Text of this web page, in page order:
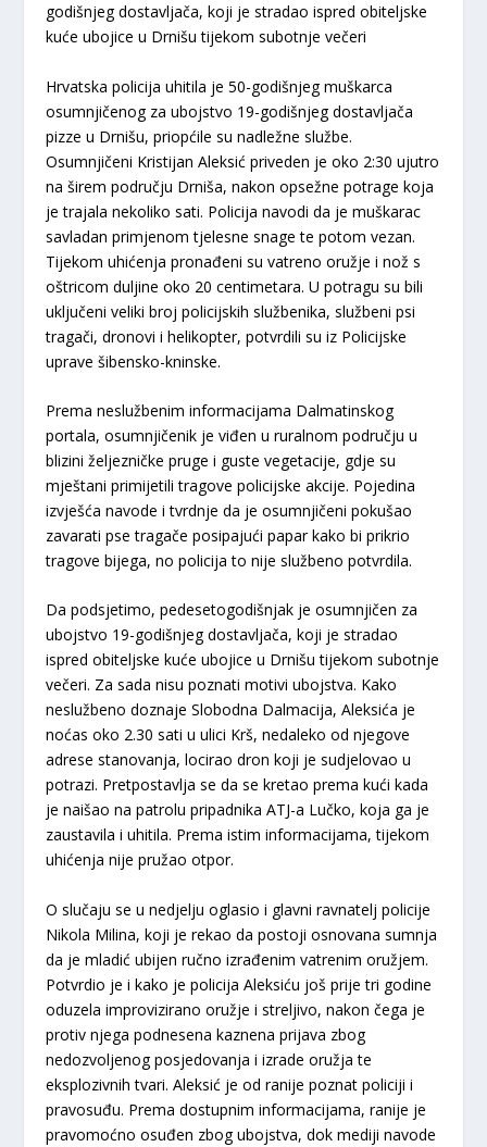
godišnjeg dostavljača, koji je stradao ispred obiteljske
kuće ubojice u Drnišu tijekom subotnje večeri
Hrvatska policija uhitila je 50-godišnjeg muškarca
osumnjičenog za ubojstvo 19-godišnjeg dostavljača
pizze u Drnišu, priopćile su nadležne službe.
Osumnjičeni Kristijan Aleksić priveden je oko 2:30 ujutro
na širem području Drniša, nakon opsežne potrage koja
je trajala nekoliko sati. Policija navodi da je muškarac
savladan primjenom tjelesne snage te potom vezan.
Tijekom uhićenja pronađeni su vatreno oružje i nož s
oštricom duljine oko 20 centimetara. U potragu su bili
uključeni veliki broj policijskih službenika, službeni psi
tragači, dronovi i helikopter, potvrdili su iz Policijske
uprave šibensko-kninske.
Prema neslužbenim informacijama Dalmatinskog
portala, osumnjičenik je viđen u ruralnom području u
blizini željezničke pruge i guste vegetacije, gdje su
mještani primijetili tragove policijske akcije. Pojedina
izvješća navode i tvrdnje da je osumnjičeni pokušao
zavarati pse tragače posipajući papar kako bi prikrio
tragove bijega, no policija to nije službeno potvrdila.
Da podsjetimo, pedesetogodišnjak je osumnjičen za
ubojstvo 19-godišnjeg dostavljača, koji je stradao
ispred obiteljske kuće ubojice u Drnišu tijekom subotnje
večeri. Za sada nisu poznati motivi ubojstva. Kako
neslužbeno doznaje Slobodna Dalmacija, Aleksića je
noćas oko 2.30 sati u ulici Krš, nedaleko od njegove
adrese stanovanja, locirao dron koji je sudjelovao u
potrazi. Pretpostavlja se da se kretao prema kući kada
je naišao na patrolu pripadnika ATJ-a Lučko, koja ga je
zaustavila i uhitila. Prema istim informacijama, tijekom
uhićenja nije pružao otpor.
O slučaju se u nedjelju oglasio i glavni ravnatelj policije
Nikola Milina, koji je rekao da postoji osnovana sumnja
da je mladić ubijen ručno izrađenim vatrenim oružjem.
Potvrdio je i kako je policija Aleksiću još prije tri godine
oduzela improvizirano oružje i streljivo, nakon čega je
protiv njega podnesena kaznena prijava zbog
nedozvoljenog posjedovanja i izrade oružja te
eksplozivnih tvari. Aleksić je od ranije poznat policiji i
pravosuđu. Prema dostupnim informacijama, ranije je
pravomoćno osuđen zbog ubojstva, dok mediji navode